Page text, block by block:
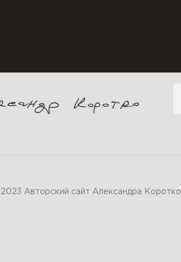
Авторский сайт Александра Коротко